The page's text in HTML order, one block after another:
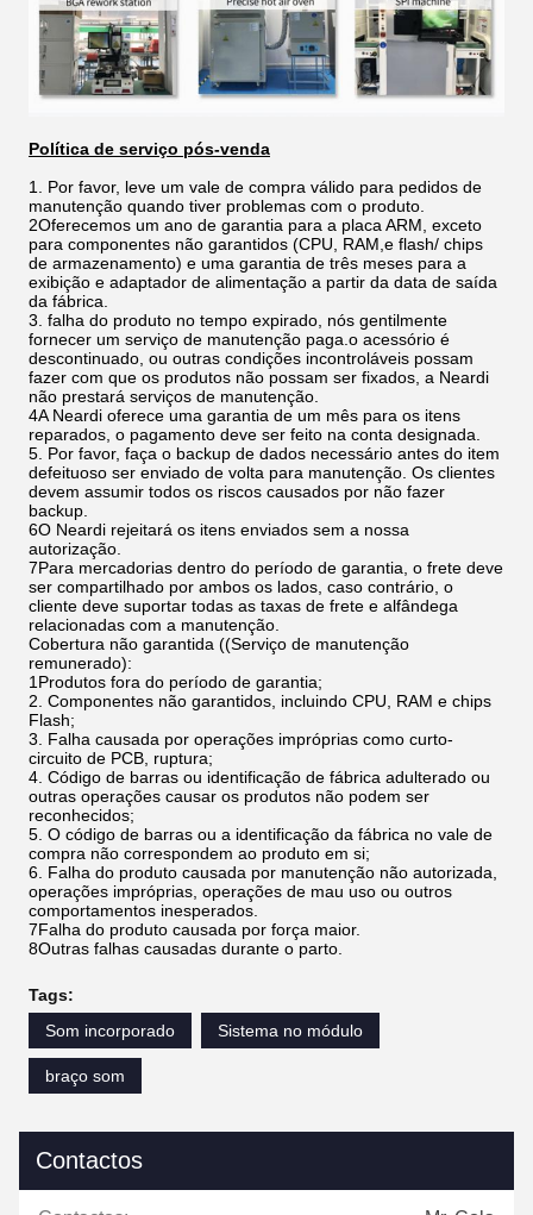
Política de serviço pós-venda
1. Por favor, leve um vale de compra válido para pedidos de
manutenção quando tiver problemas com o produto.
2Oferecemos um ano de garantia para a placa ARM, exceto
para componentes não garantidos (CPU, RAM,e flash/ chips
de armazenamento) e uma garantia de três meses para a
exibição e adaptador de alimentação a partir da data de saída
da fábrica.
3. falha do produto no tempo expirado, nós gentilmente
fornecer um serviço de manutenção paga.o acessório é
descontinuado, ou outras condições incontroláveis possam
fazer com que os produtos não possam ser fixados, a Neardi
não prestará serviços de manutenção.
4A Neardi oferece uma garantia de um mês para os itens
reparados, o pagamento deve ser feito na conta designada.
5. Por favor, faça o backup de dados necessário antes do item
defeituoso ser enviado de volta para manutenção. Os clientes
devem assumir todos os riscos causados por não fazer
backup.
6O Neardi rejeitará os itens enviados sem a nossa
autorização.
7Para mercadorias dentro do período de garantia, o frete deve
ser compartilhado por ambos os lados, caso contrário, o
cliente deve suportar todas as taxas de frete e alfândega
relacionadas com a manutenção.
Cobertura não garantida ((Serviço de manutenção
remunerado):
1Produtos fora do período de garantia;
2. Componentes não garantidos, incluindo CPU, RAM e chips
Flash;
3. Falha causada por operações impróprias como curto-
circuito de PCB, ruptura;
4. Código de barras ou identificação de fábrica adulterado ou
outras operações causar os produtos não podem ser
reconhecidos;
5. O código de barras ou a identificação da fábrica no vale de
compra não correspondem ao produto em si;
6. Falha do produto causada por manutenção não autorizada,
operações impróprias, operações de mau uso ou outros
comportamentos inesperados.
7Falha do produto causada por força maior.
8Outras falhas causadas durante o parto.
Tags:
Som incorporado
Sistema no módulo
braço som
Contactos